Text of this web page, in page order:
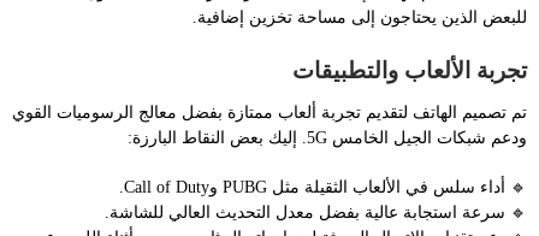
للبعض الذين يحتاجون إلى مساحة تخزين إضافية.
تجربة الألعاب والتطبيقات
تم تصميم الهاتف لتقديم تجربة ألعاب ممتازة بفضل معالج الرسوميات القوي
ودعم شبكات الجيل الخامس 5G. إليك بعض النقاط البارزة:
🔹 أداء سلس في الألعاب الثقيلة مثل PUBG وCall of Duty.
🔹 سرعة استجابة عالية بفضل معدل التحديث العالي للشاشة.